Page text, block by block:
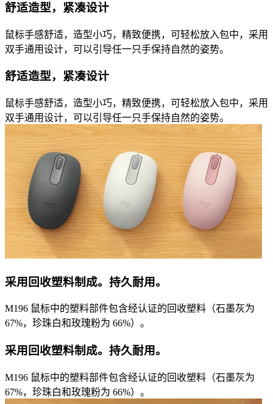
舒适造型，紧凑设计
鼠标手感舒适，造型小巧，精致便携，可轻松放入包中，采用
双手通用设计，可以引导任一只手保持自然的姿势。
舒适造型，紧凑设计
鼠标手感舒适，造型小巧，精致便携，可轻松放入包中，采用
双手通用设计，可以引导任一只手保持自然的姿势。
采用回收塑料制成。持久耐用。
M196 鼠标中的塑料部件包含经认证的回收塑料（石墨灰为
67%，珍珠白和玫瑰粉为 66%）。
采用回收塑料制成。持久耐用。
M196 鼠标中的塑料部件包含经认证的回收塑料（石墨灰为
67%，珍珠白和玫瑰粉为 66%）。